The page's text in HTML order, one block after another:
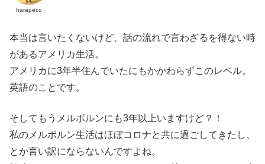
harapeco
本当は言いたくないけど、話の流れで言わざるを得ない時
があるアメリカ生活。
アメリカに3年半住んでいたにもかかわらずこのレベル。
英語のことです。
そしてもうメルボルンにも3年以上いますけど？！
私のメルボルン生活はほぼコロナと共に過ごしてきたし、
とか言い訳にならないんですよね。